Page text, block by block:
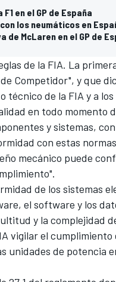
en el GP de España
los neumáticos en
McLaren en el GP de
de la FIA. La
Competidor", y que
de la FIA y a
en todo momento
y sistemas,
con estas
mecánico puede
de los sistemas
el software y los
y la complejidad
vigilar el cumplimiento
unidades de potencia